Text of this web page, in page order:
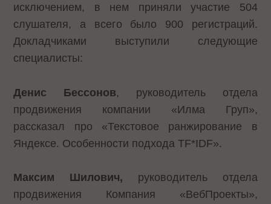
исключением, в нем приняли участие 504
слушателя, а всего было 900 регистраций.
Докладчиками выступили следующие
специалисты:
Денис Бессонов, руководитель отдела
продвижения компании «Илма Груп»,
рассказал про «Текстовое ранжирование в
Яндексе. Особенности подхода TF*IDF».
Максим Шилович, руководитель отдела
продвижения Компания «ВебПроекты»,